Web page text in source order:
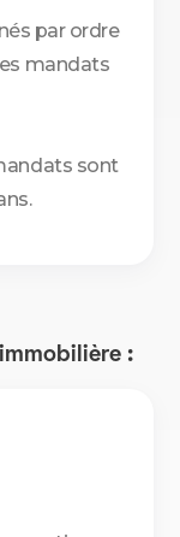
par ordre
mandats
sont
: